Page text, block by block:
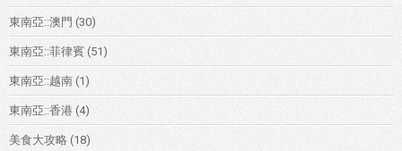
東南亞::澳門 (30)
東南亞::菲律賓 (51)
東南亞::越南 (1)
東南亞::香港 (4)
美食大攻略 (18)